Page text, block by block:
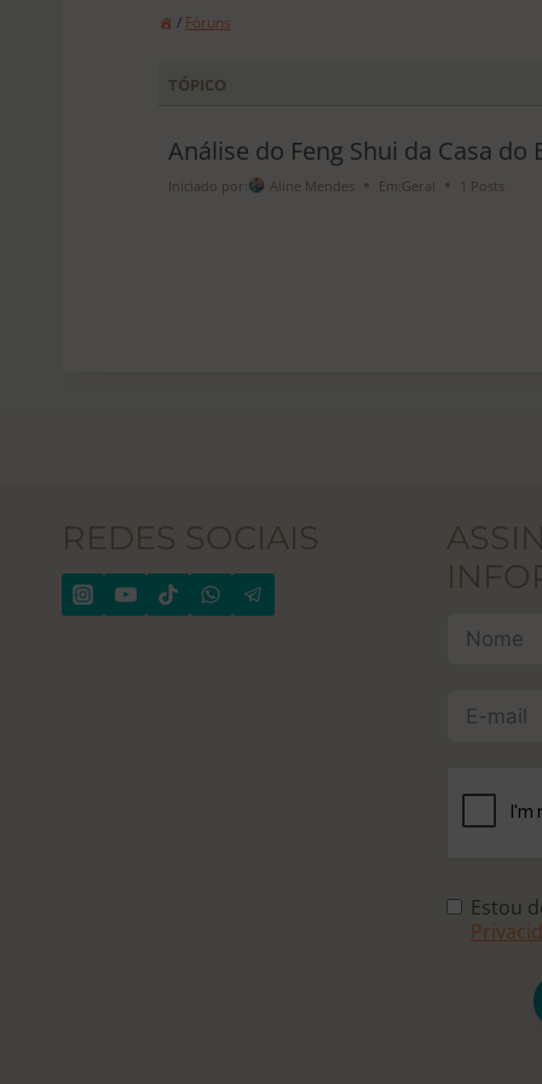
/ Fóruns
TÓPICO
Análise do Feng Shui da Casa do
Iniciado por: Aline Mendes Em:Geral 1 Posts
REDES SOCIAIS
Estou